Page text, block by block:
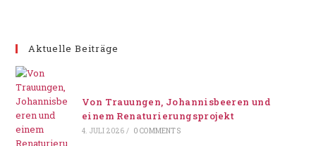
Aktuelle Beiträge
Von Trauungen, Johannisbeeren und
einem Renaturierungsprojekt
4. JULI 2026 / 0 COMMENTS